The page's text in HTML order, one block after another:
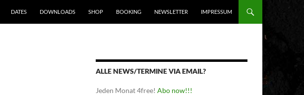
DATES DOWNLOADS SHOP BOOKING NEWSLETTER IMPRESSUM
ALLE NEWS/TERMINE VIA EMAIL?
Jeden Monat 4free! Abo now!!!